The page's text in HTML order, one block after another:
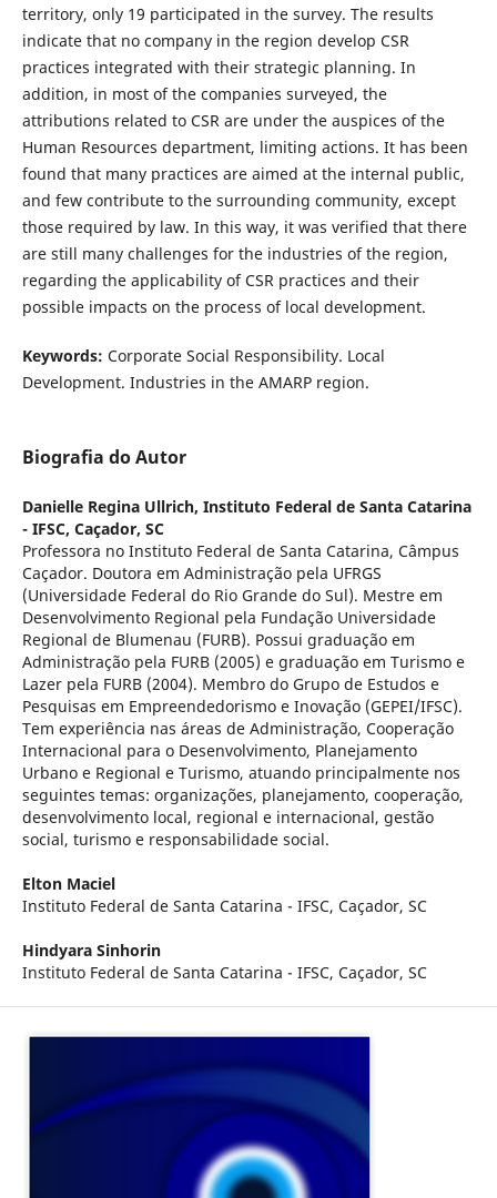
territory, only 19 participated in the survey. The results
indicate that no company in the region develop CSR
practices integrated with their strategic planning. In
addition, in most of the companies surveyed, the
attributions related to CSR are under the auspices of the
Human Resources department, limiting actions. It has been
found that many practices are aimed at the internal public,
and few contribute to the surrounding community, except
those required by law. In this way, it was verified that there
are still many challenges for the industries of the region,
regarding the applicability of CSR practices and their
possible impacts on the process of local development.
Keywords: Corporate Social Responsibility. Local
Development. Industries in the AMARP region.
Biografia do Autor
Danielle Regina Ullrich, Instituto Federal de Santa Catarina
- IFSC, Caçador, SC
Professora no Instituto Federal de Santa Catarina, Câmpus
Caçador. Doutora em Administração pela UFRGS
(Universidade Federal do Rio Grande do Sul). Mestre em
Desenvolvimento Regional pela Fundação Universidade
Regional de Blumenau (FURB). Possui graduação em
Administração pela FURB (2005) e graduação em Turismo e
Lazer pela FURB (2004). Membro do Grupo de Estudos e
Pesquisas em Empreendedorismo e Inovação (GEPEI/IFSC).
Tem experiência nas áreas de Administração, Cooperação
Internacional para o Desenvolvimento, Planejamento
Urbano e Regional e Turismo, atuando principalmente nos
seguintes temas: organizações, planejamento, cooperação,
desenvolvimento local, regional e internacional, gestão
social, turismo e responsabilidade social.
Elton Maciel
Instituto Federal de Santa Catarina - IFSC, Caçador, SC
Hindyara Sinhorin
Instituto Federal de Santa Catarina - IFSC, Caçador, SC